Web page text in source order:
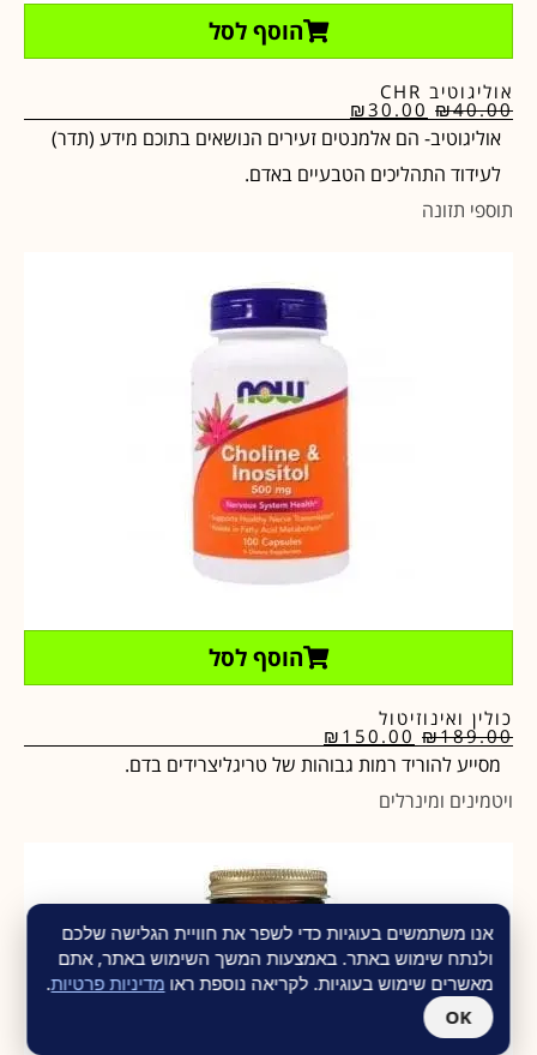
הוסף לסל
אוליגוטיב CHR
₪40.00
₪30.00
אוליגוטיב- הם אלמנטים זעירים הנושאים בתוכם מידע (תדר)
לעידוד התהליכים הטבעיים באדם.
תוספי תזונה
הוסף לסל
כולין ואינוזיטול
₪189.00
₪ 150.00
מסייע להוריד רמות גבוהות של טריגליצרידים בדם.
ויטמינים ומינרלים
אנו משתמשים בעוגיות כדי לשפר את חוויית הגלישה שלכם
ולנתח שימוש באתר. באמצעות המשך השימוש באתר, אתם
מאשרים שימוש בעוגיות. לקריאה נוספת ראו מדיניות פרטיות.
OK